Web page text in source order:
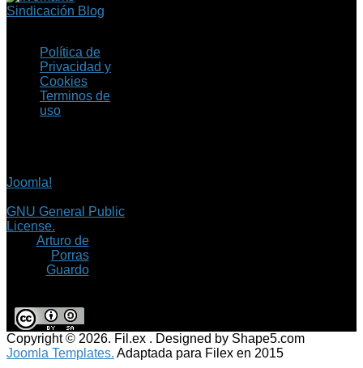
Sindicación Blog
Política de
Privacidad y
Cookies
Terminos de
uso
Joomla!
GNU General Public
License.
Arturo de
Porras
Guardo
Copyright © 2026. Fil.ex . Designed by Shape5.com
Joomla Templates. Adaptada para Filex en 2015